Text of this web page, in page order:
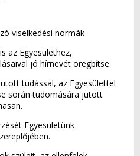
viselkedési normák
az Egyesülethez,
jó hírnevét öregbítse.
tudással, az Egyesülettel
során tudomására jutott
Egyesületünk